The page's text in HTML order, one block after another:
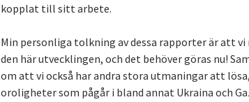
kopplat till sitt arbete.
Min personliga tolkning av dessa rapporter är att
den här utvecklingen, och det behöver göras nu!
om att vi också har andra stora utmaningar att
oroligheter som pågår i bland annat Ukraina och